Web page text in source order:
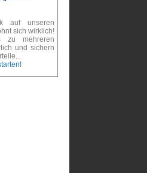
auf unseren
sich wirklich!
zu mehreren
und sichern